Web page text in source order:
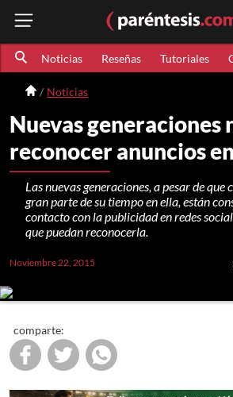
Noticias Reseñas Tutoriales
Noticias
Nuevas generaciones
reconocer anuncios
Las nuevas generaciones, a pesar de que
gran parte de su tiempo en ella, están
contacto con la publicidad en redes
que puedan reconocerla.
Noviembre 22, 2015
comparte: